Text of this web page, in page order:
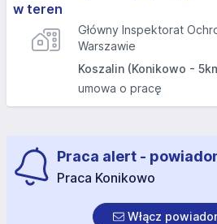
w teren
Główny Inspektorat
Warszawie
Koszalin (Konikowo -
umowa o pracę
Praca alert -
Praca Konikowo
Włącz